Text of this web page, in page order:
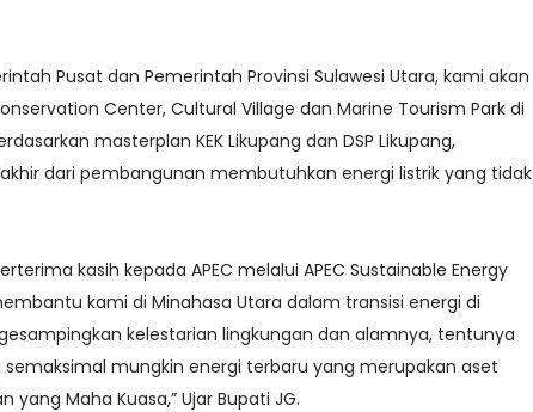
Pusat dan Pemerintah Provinsi Sulawesi Utara, kami akan
Center, Cultural Village dan Marine Tourism Park di
masterplan KEK Likupang dan DSP Likupang,
dari pembangunan membutuhkan energi listrik yang tidak
kasih kepada APEC melalui APEC Sustainable Energy
kami di Minahasa Utara dalam transisi energi di
kelestarian lingkungan dan alamnya, tentunya
mungkin energi terbaru yang merupakan aset
Maha Kuasa,” Ujar Bupati JG.